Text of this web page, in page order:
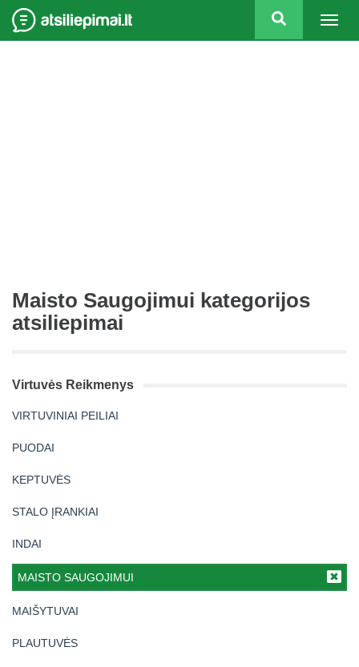
Maisto Saugojimui kategorijos
atsiliepimai
Virtuvės Reikmenys
VIRTUVINIAI PEILIAI
PUODAI
KEPTUVĖS
STALO ĮRANKIAI
INDAI
MAISTO SAUGOJIMUI
MAIŠYTUVAI
PLAUTUVĖS